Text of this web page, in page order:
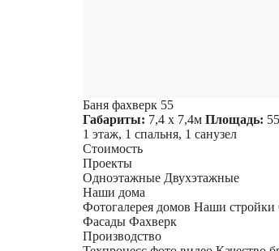
Баня фахверк 55
Габариты: 7,4 х 7,4м Площадь:
1 этаж, 1 спальня, 1 санузел
Стоимость
Проекты
Одноэтажные Двухэтажные
Наши дома
Фотогалерея домов Наши стройки
Фасады Фахверк
Производство